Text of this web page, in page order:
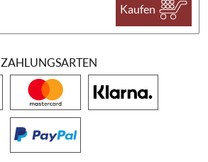
Kaufen
ZAHLUNGSARTEN